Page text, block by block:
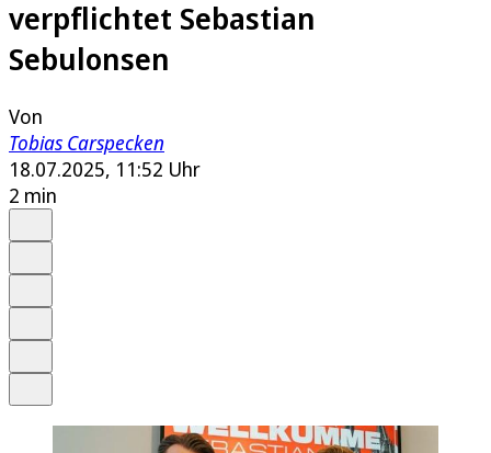
verpflichtet Sebastian
Sebulonsen
Von
Tobias Carspecken
18.07.2025, 11:52 Uhr
2 min